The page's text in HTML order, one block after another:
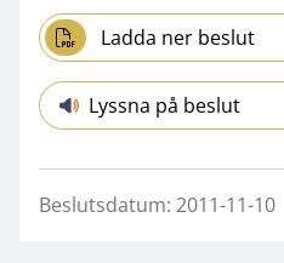
Ladda ner beslut
Lyssna på beslut
Beslutsdatum: 2011-11-10